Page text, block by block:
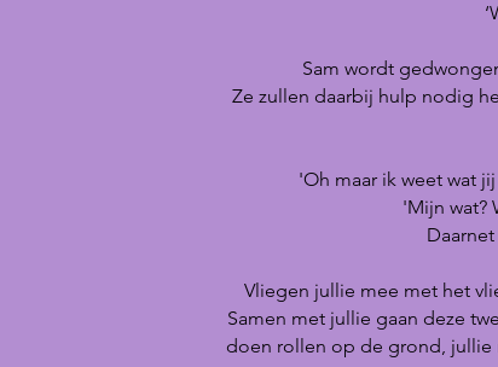
Sam wordt
Ze zullen daarbij hulp nodig
'Oh maar ik weet wat
'Mijn wat?
Vliegen jullie mee met het
Samen met jullie gaan deze
doen rollen op de grond, jullie